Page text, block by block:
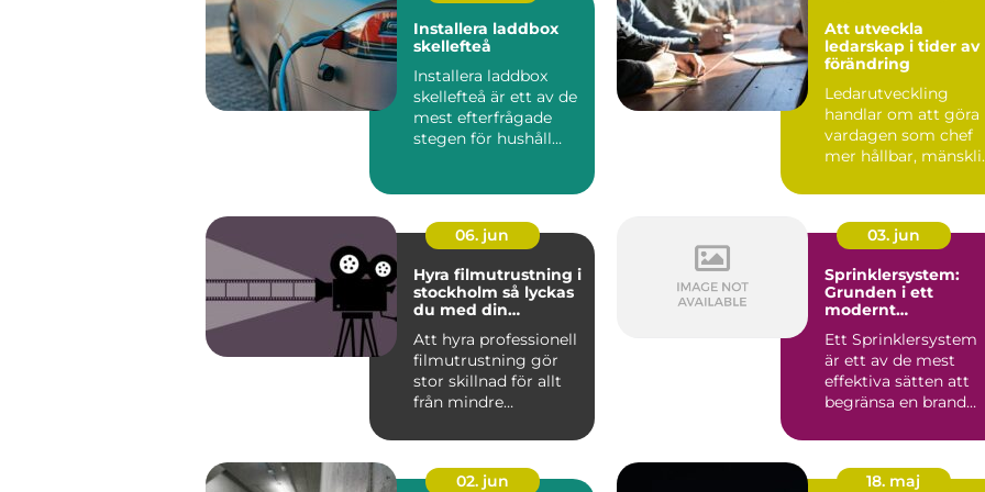
Installera laddbox
skellefteå
Installera laddbox
skellefteå är ett av de
mest efterfrågade
stegen för hushåll
Att utveckla
ledarskap i tider av
förändring
Ledarutveckling
handlar om att göra
vardagen som chef
mer hållbar,
06. jun
Hyra filmutrustning i
stockholm så lyckas
du med din
Att hyra professionell
filmutrustning gör
stor skillnad för allt
från mindre
stö...
03. jun
Sprinklersystem:
Grunden i ett
modernt
Ett Sprinklersystem
är ett av de mest
effektiva sätten att
begränsa en brand
02. jun 18. maj